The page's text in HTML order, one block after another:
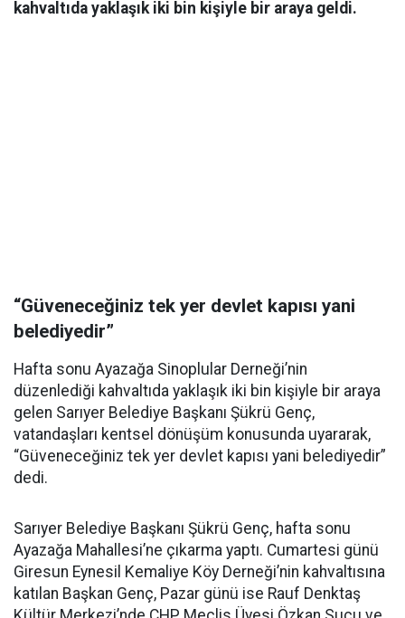
kahvaltıda yaklaşık iki bin kişiyle bir araya geldi.
“Güveneceğiniz tek yer devlet kapısı yani
belediyedir”
Hafta sonu Ayazağa Sinoplular Derneği’nin
düzenlediği kahvaltıda yaklaşık iki bin kişiyle bir araya
gelen Sarıyer Belediye Başkanı Şükrü Genç,
vatandaşları kentsel dönüşüm konusunda uyararak,
“Güveneceğiniz tek yer devlet kapısı yani belediyedir”
dedi.
Sarıyer Belediye Başkanı Şükrü Genç, hafta sonu
Ayazağa Mahallesi’ne çıkarma yaptı. Cumartesi günü
Giresun Eynesil Kemaliye Köy Derneği’nin kahvaltısına
katılan Başkan Genç, Pazar günü ise Rauf Denktaş